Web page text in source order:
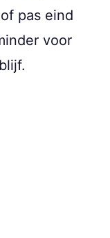
pas eind
voor